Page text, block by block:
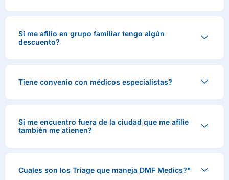
Si me afilio en grupo familiar tengo algún
descuento?
Tiene convenio con médicos especialistas?
Si me encuentro fuera de la ciudad que me afilie
también me atienen?
Cuales son los Triage que maneja DMF Medics?"